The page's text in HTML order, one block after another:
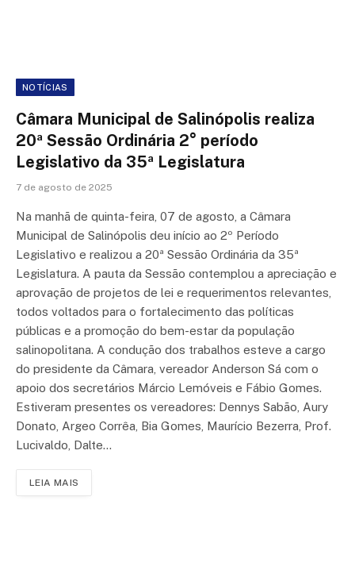
NOTÍCIAS
Câmara Municipal de Salinópolis realiza
20ª Sessão Ordinária 2° período
Legislativo da 35ª Legislatura
7 de agosto de 2025
Na manhã de quinta-feira, 07 de agosto, a Câmara
Municipal de Salinópolis deu início ao 2º Período
Legislativo e realizou a 20ª Sessão Ordinária da 35ª
Legislatura. A pauta da Sessão contemplou a apreciação e
aprovação de projetos de lei e requerimentos relevantes,
todos voltados para o fortalecimento das políticas
públicas e a promoção do bem-estar da população
salinopolitana. A condução dos trabalhos esteve a cargo
do presidente da Câmara, vereador Anderson Sá com o
apoio dos secretários Márcio Lemóveis e Fábio Gomes.
Estiveram presentes os vereadores: Dennys Sabão, Aury
Donato, Argeo Corrêa, Bia Gomes, Maurício Bezerra, Prof.
Lucivaldo, Dalte…
LEIA MAIS